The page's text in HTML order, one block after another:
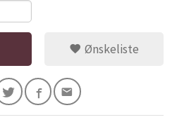
Ønskeliste